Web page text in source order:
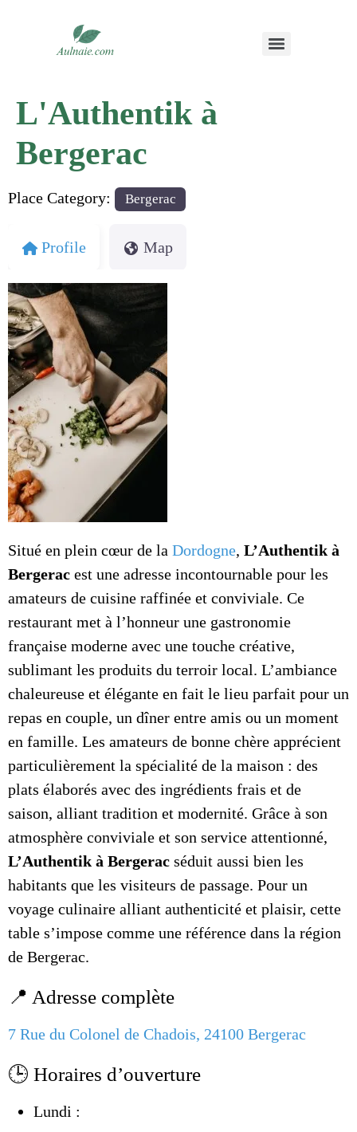
L'Authentik à
Bergerac
Place Category: Bergerac
Profile Map
Situé en plein cœur de la Dordogne, L’Authentik à
Bergerac est une adresse incontournable pour les
amateurs de cuisine raffinée et conviviale. Ce
restaurant met à l’honneur une gastronomie
française moderne avec une touche créative,
sublimant les produits du terroir local. L’ambiance
chaleureuse et élégante en fait le lieu parfait pour un
repas en couple, un dîner entre amis ou un moment
en famille. Les amateurs de bonne chère apprécient
particulièrement la spécialité de la maison : des
plats élaborés avec des ingrédients frais et de
saison, alliant tradition et modernité. Grâce à son
atmosphère conviviale et son service attentionné,
L’Authentik à Bergerac séduit aussi bien les
habitants que les visiteurs de passage. Pour un
voyage culinaire alliant authenticité et plaisir, cette
table s’impose comme une référence dans la région
de Bergerac.
📍 Adresse complète
7 Rue du Colonel de Chadois, 24100 Bergerac
🕒 Horaires d’ouverture
Lundi :